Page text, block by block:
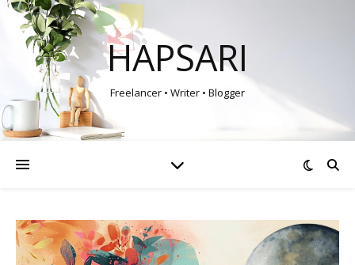
HAPSARI
Freelancer • Writer • Blogger